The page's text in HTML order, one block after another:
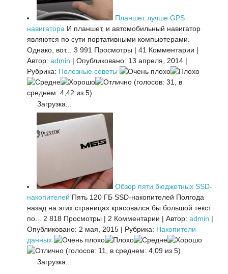
Планшет лучше GPS
навигатора И планшет, и автомобильный навигатор
являются по сути портативными компьютерами.
Однако, вот...
3 991 Просмотры | 41 Комментарии |
Автор: admin | Опубликовано: 13 апреля, 2014 |
Рубрика: Полезные советы
(голосов: 31, в
среднем: 4,42 из 5)
Загрузка...
Обзор пяти бюджетных SSD-
накопителей Пять 120 ГБ SSD-накопителей Полгода
назад на этих страницах красовался бы большой текст
по...
2 818 Просмотры | 2 Комментарии | Автор: admin |
Опубликовано: 2 мая, 2015 | Рубрика: Накопители
данных
(голосов: 11, в среднем: 4,09 из 5)
Загрузка...